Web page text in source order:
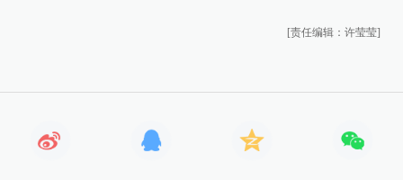
[责任编辑：许莹莹]